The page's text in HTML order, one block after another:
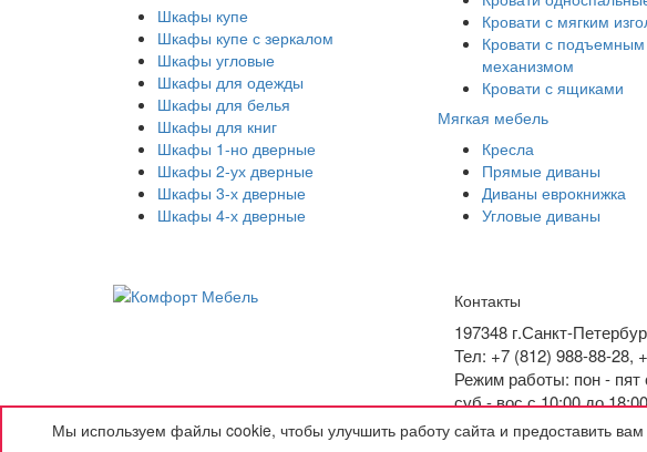
Шкафы купе
Шкафы купе с зеркалом
Шкафы угловые
Шкафы для одежды
Шкафы для белья
Шкафы для книг
Шкафы 1-но дверные
Шкафы 2-ух дверные
Шкафы 3-х дверные
Шкафы 4-х дверные
Кровати с мягким
Кровати с подъемным
механизмом
Кровати с ящиками
Мягкая мебель
Кресла
Прямые диваны
Диваны еврокнижка
Угловые диваны
Контакты
197348 г.Санкт-
Тел: +7 (812) 988-88-28,
Режим работы: пон - пят
суб - вос с 10:00 до 18:00
E-mail:
Мы используем файлы cookie, чтобы улучшить работу сайта и предоставить